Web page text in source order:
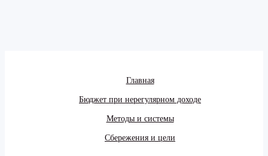
Главная
Бюджет при нерегулярном доходе
Методы и системы
Сбережения и цели